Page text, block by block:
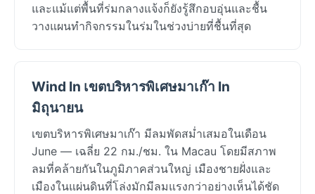
และแม้แต่พื้นที่ร่มกลางแจ้งก็ยังรู้สึกอบอุ่นและชื้น
วางแผนทำกิจกรรมในร่มในช่วงบ่ายที่ชื้นที่สุด
Wind In เขตบริหารพิเศษมาเก๊า In
มิถุนายน
เขตบริหารพิเศษมาเก๊า มีลมพัดสม่ำเสมอในเดือน
June — เฉลี่ย 22 กม./ชม. ใน Macau โดยมีสภาพ
ลมที่คล้ายกันในภูมิภาคส่วนใหญ่ เมืองชายฝั่งและ
เมืองในแผ่นดินที่โล่งมักมีลมแรงกว่าอย่างเห็นได้ชัด